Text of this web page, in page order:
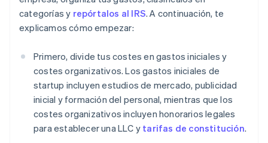
categorías y repórtalos al IRS. A continuación, te
explicamos cómo empezar:
Primero, divide tus costes en gastos iniciales y
costes organizativos. Los gastos iniciales de
startup incluyen estudios de mercado, publicidad
inicial y formación del personal, mientras que los
costes organizativos incluyen honorarios legales
para establecer una LLC y tarifas de constitución.